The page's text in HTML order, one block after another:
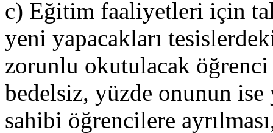
c) Eğitim faaliyetleri için
yeni yapacakları
zorunlu okutulacak
bedelsiz, yüzde onunun
sahibi öğrencilere